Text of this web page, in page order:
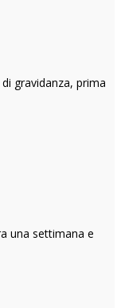
gravidanza, prima
una settimana e